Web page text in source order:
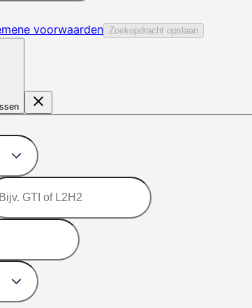
voorwaarden Zoekopdracht opslaan